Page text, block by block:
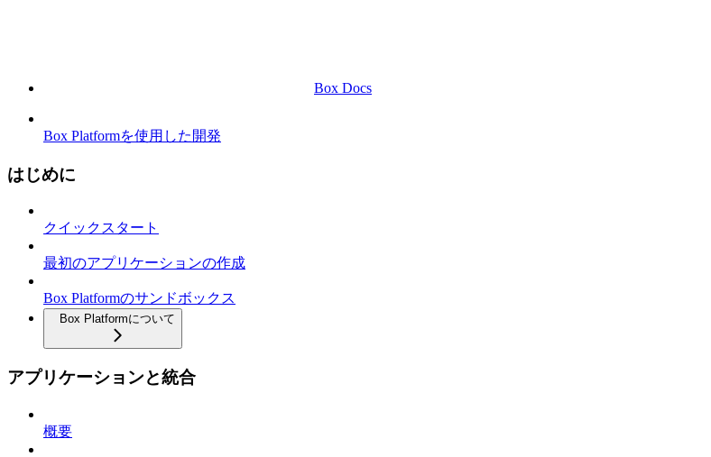
Box Docs
Box Platformを使用した開発
はじめに
クイックスタート
最初のアプリケーションの作成
Box Platformのサンドボックス
Box Platformについて
アプリケーションと統合
概要